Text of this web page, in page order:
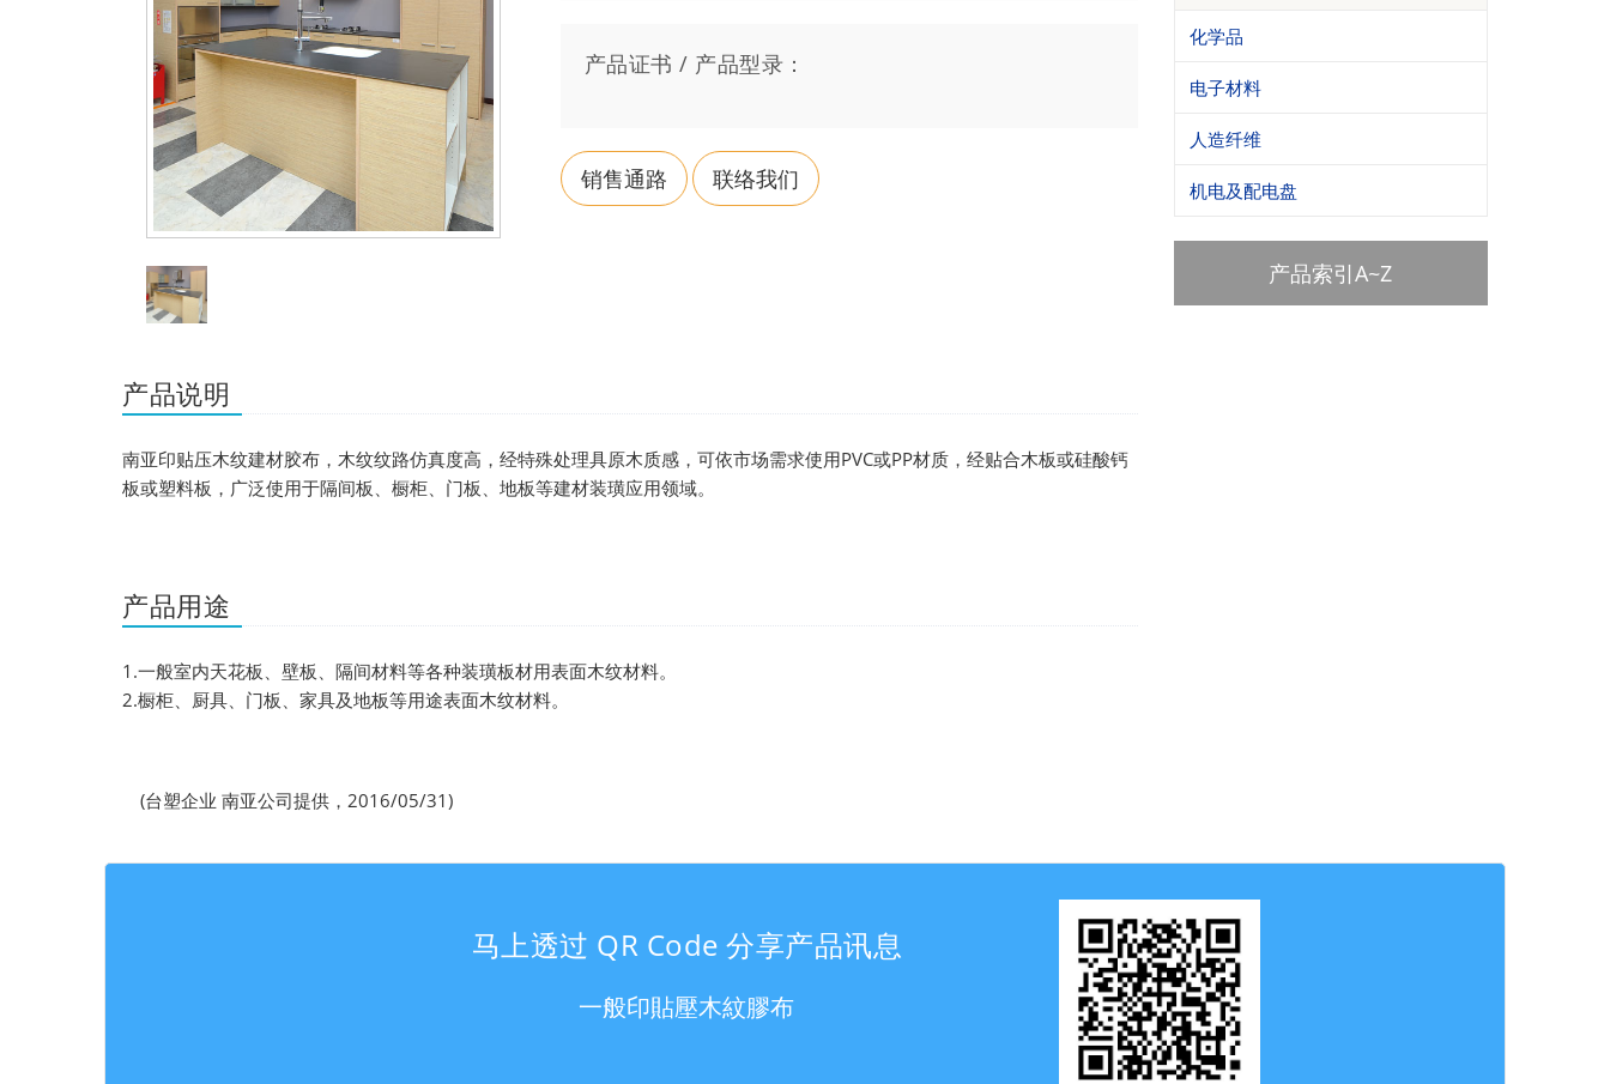
产品证书 / 产品型录：
销售通路 联络我们
产品说明
南亚印贴压木纹建材胶布，木纹纹路仿真度高，经特殊处理具原木质感，可依市场需求使用PVC或PP材质，经贴合木板或硅酸钙
板或塑料板，广泛使用于隔间板、橱柜、门板、地板等建材装璜应用领域。
产品用途
1.一般室内天花板、壁板、隔间材料等各种装璜板材用表面木纹材料。
2.橱柜、厨具、门板、家具及地板等用途表面木纹材料。
(台塑企业 南亚公司提供，2016/05/31)
化学品
电子材料
人造纤维
机电及配电盘
产品索引A~Z
马上透过 QR Code 分享产品讯息
一般印貼壓木紋膠布